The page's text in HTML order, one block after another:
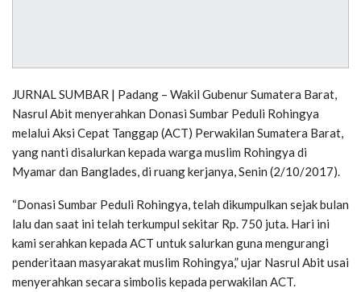
JURNAL SUMBAR | Padang – Wakil Gubenur Sumatera Barat,
Nasrul Abit menyerahkan Donasi Sumbar Peduli Rohingya
melalui Aksi Cepat Tanggap (ACT) Perwakilan Sumatera Barat,
yang nanti disalurkan kepada warga muslim Rohingya di
Myamar dan Banglades, di ruang kerjanya, Senin (2/10/2017).
“Donasi Sumbar Peduli Rohingya, telah dikumpulkan sejak bulan
lalu dan saat ini telah terkumpul sekitar Rp. 750 juta. Hari ini
kami serahkan kepada ACT untuk salurkan guna mengurangi
penderitaan masyarakat muslim Rohingya,” ujar Nasrul Abit usai
menyerahkan secara simbolis kepada perwakilan ACT.